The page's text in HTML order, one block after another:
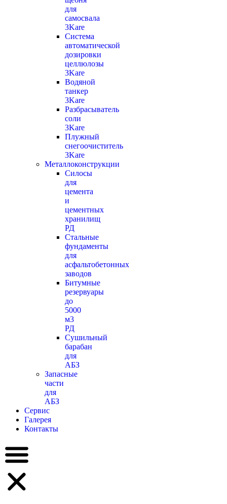
для
самосвала
3Kare
Система
автоматической
дозировки
целлюлозы
3Kare
Водяной
танкер
3Kare
Разбрасыватель
соли
3Kare
Плужный
снегоочиститель
3Kare
Металлоконструкции
Силосы
для
цемента
и
цементных
хранилищ
РД
Стальные
фундаменты
для
асфальтобетонных
заводов
Битумные
резервуары
до
5000
м3
РД
Сушильный
барабан
для
АБЗ
Запасные
части
для
АБЗ
Сервис
Галерея
Контакты